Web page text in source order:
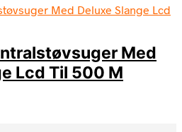
Med
Lcd Til 500 M